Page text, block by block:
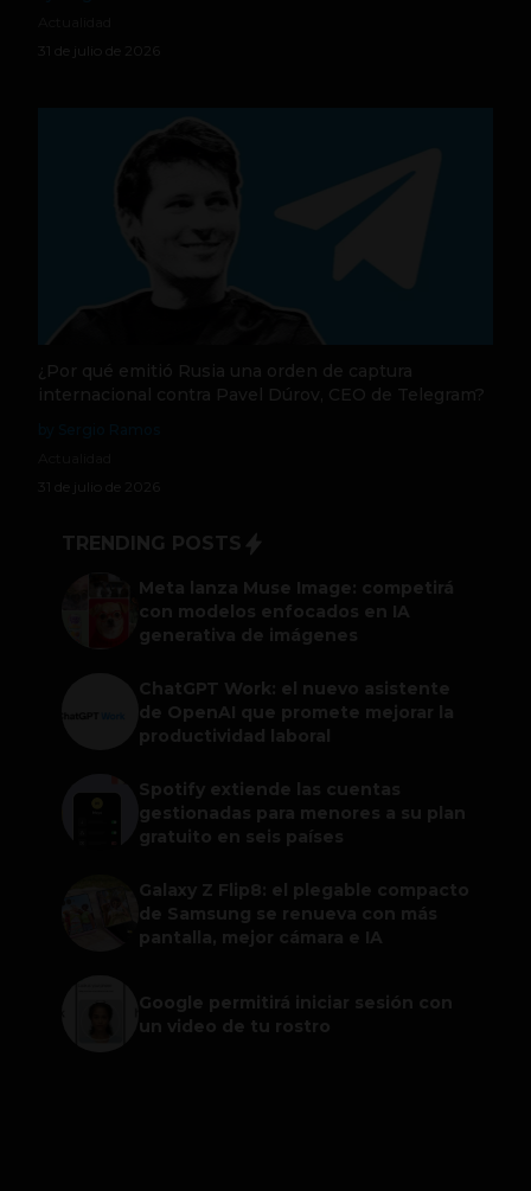
31 de julio de 2026
¿Por qué emitió Rusia una orden de captura
internacional contra Pavel Dúrov, CEO de Telegram?
31 de julio de 2026
TRENDING POSTS
Meta lanza Muse Image: competirá
con modelos enfocados en IA
generativa de imágenes
ChatGPT Work: el nuevo asistente
de OpenAI que promete mejorar la
productividad laboral
Spotify extiende las cuentas
gestionadas para menores a su plan
gratuito en seis países
Galaxy Z Flip8: el plegable compacto
de Samsung se renueva con más
pantalla, mejor cámara e IA
Google permitirá iniciar sesión con
un video de tu rostro